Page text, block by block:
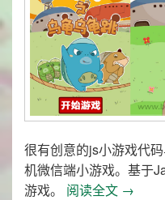
很有创意的js小游戏代
机微信端小游戏。基于
游戏。 阅读全文 乌龟兔
→